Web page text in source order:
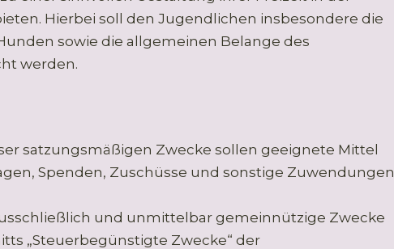
Hierbei soll den Jugendlichen insbesondere die
sowie die allgemeinen Belange des
werden.
satzungsmäßigen Zwecke sollen geeignete Mittel
Spenden, Zuschüsse und sonstige Zuwendungen
und unmittelbar gemeinnützige Zwecke
„Steuerbegünstigte Zwecke“ der